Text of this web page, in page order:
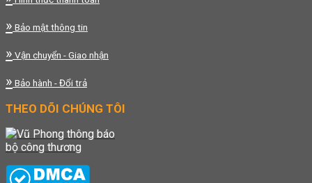
» Bảo mật thông tin
» Vận chuyển - Giao nhận
» Bảo hành - Đổi trả
THEO DÕI CHÚNG TÔI